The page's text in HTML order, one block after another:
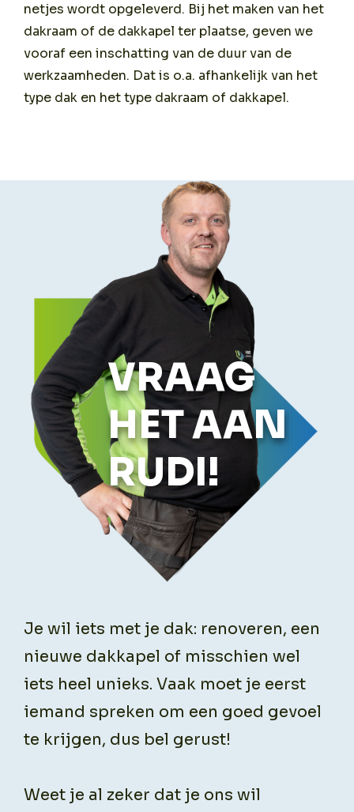
netjes wordt opgeleverd. Bij het maken van het
dakraam of de dakkapel ter plaatse, geven we
vooraf een inschatting van de duur van de
werkzaamheden. Dat is o.a. afhankelijk van het
type dak en het type dakraam of dakkapel.
VRAAG
HET AAN
RUDI!
Je wil iets met je dak: renoveren, een
nieuwe dakkapel of misschien wel
iets heel unieks. Vaak moet je eerst
iemand spreken om een goed gevoel
te krijgen, dus bel gerust!
Weet je al zeker dat je ons wil